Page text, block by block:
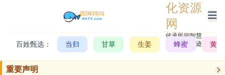
化资源
网
传承民间智慧，
记录历史轨迹
百姓甄选： 当归 甘草 生姜 蜂蜜 黄芪
重要声明